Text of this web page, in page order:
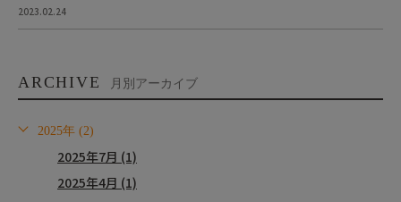
2023.02.24
ARCHIVE 月別アーカイブ
2025年 (2)
2025年7月 (1)
2025年4月 (1)